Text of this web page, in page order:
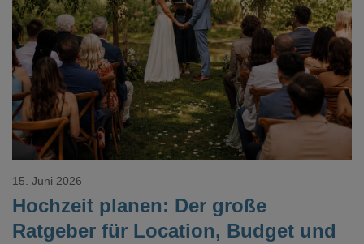
Loading...
Hochzeit planen: Der große
Ratgeber für Location, Budget und
15. Juni 2026